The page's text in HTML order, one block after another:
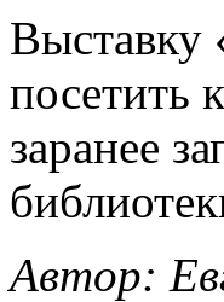
Выставку
посетить
заранее
Автор: